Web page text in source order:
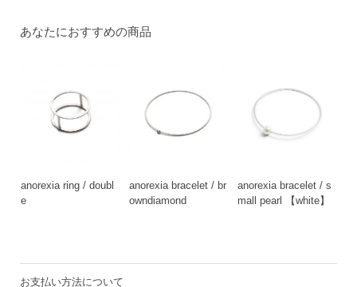
あなたにおすすめの商品
anorexia ring / doubl
e
anorexia bracelet / br
owndiamond
anorexia bracelet / s
mall pearl 【white】
お支払い方法について